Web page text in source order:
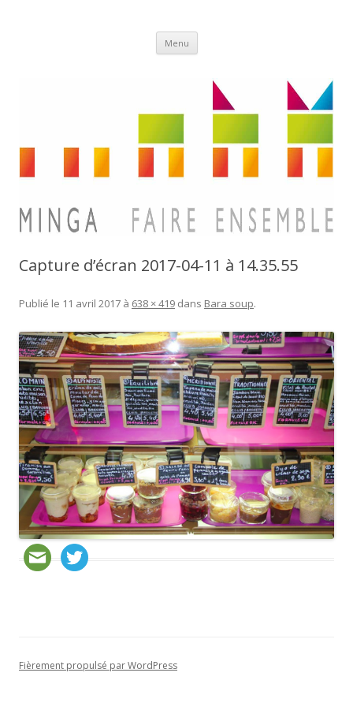
Menu Aller
contenu
Capture d’écran 2017-04-11 à 14.35.55
Publié le 11 avril 2017 à 638 × 419 dans Bara soup.
Fièrement propulsé par WordPress